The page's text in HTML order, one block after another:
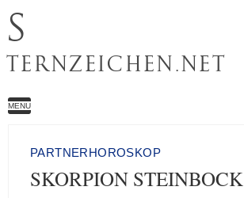
S
TERNZEICHEN.NET
MENU
PARTNERHOROSKOP
SKORPION STEINBOCK